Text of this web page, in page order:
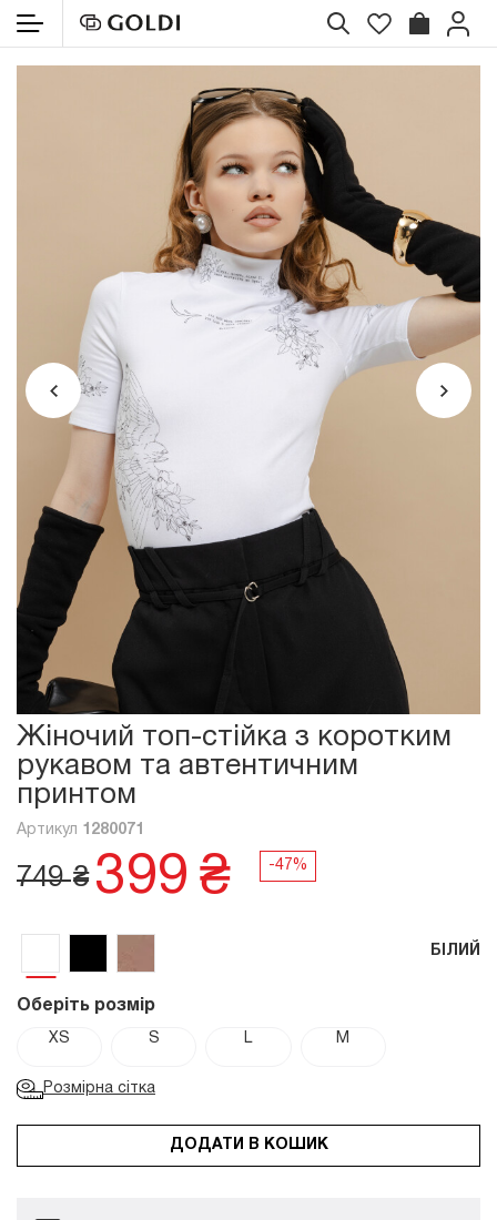
Жіночий топ-стійка з коротким
рукавом та автентичним
принтом
Артикул 1280071
749₴ 399 ₴
БІЛИЙ
Оберіть розмір
XS S L M
Розмірна сітка
ДОДАТИ В КОШИК